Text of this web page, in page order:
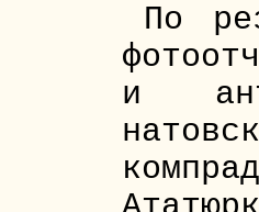
По
и